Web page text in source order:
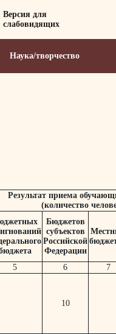
Версия для
слабовидящих
Наука/творчество
Результат приема
(количество
Бюджетов
субъектов
Российской
Федерации
5 6 7
10